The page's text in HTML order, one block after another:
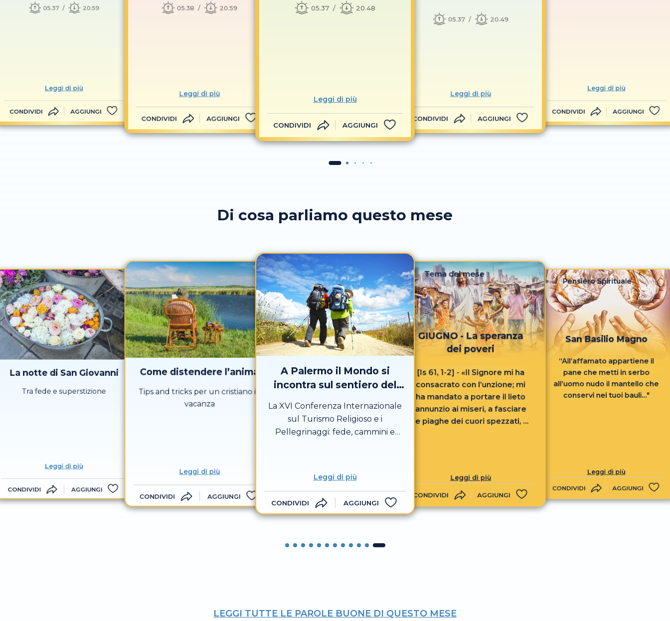
05.37 20.59
Leggi di più
CONDIVIDI AGGIUNGI
05.38 20.59
Leggi di più
CONDIVIDI AGGIUNGI
05.37 20.48
Leggi di più
CONDIVIDI AGGIUNGI
05.37 20.49
Leggi di più
CONDIVIDI AGGIUNGI
Leggi di più
CONDIVIDI AGGIUNGI
Di cosa parliamo questo mese
La notte di San Giovanni
Tra fede e superstizione
Leggi di più
CONDIVIDI AGGIUNGI
Come distendere l’anima
Tips and tricks per un cristiano in
vacanza
Leggi di più
CONDIVIDI AGGIUNGI
A Palermo il Mondo si
incontra sul sentiero del
La XVI Conferenza Internazionale
sul Turismo Religioso e i
Pellegrinaggi: fede, cammini e
Leggi di più
CONDIVIDI AGGIUNGI
Tema del mese
GIUGNO - La speranza
dei poveri
[Is 61, 1-2] - «Il Signore mi ha
consacrato con l’unzione; mi
ha mandato a portare il lieto
annunzio ai miseri, a fasciare
le piaghe dei cuori spezzati, a
Signore»
Leggi di più
CONDIVIDI AGGIUNGI
Pensiero Spirituale
San Basilio Magno
“All’affamato appartiene il
pane che metti in serbo
all’uomo nudo il mantello che
conservi nei tuoi bauli..."
Leggi di più
CONDIVIDI AGGIUNGI
LEGGI TUTTE LE PAROLE BUONE DI QUESTO MESE